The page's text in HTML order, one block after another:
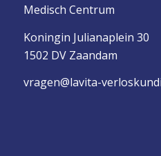
Medisch Centrum
Koningin Julianaplein 30
1502 DV Zaandam
vragen@lavita-